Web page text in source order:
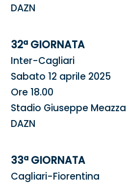
DAZN
32ª GIORNATA
Inter-Cagliari
Sabato 12 aprile 2025
Ore 18.00
Stadio Giuseppe Meazza
DAZN
33ª GIORNATA
Cagliari-Fiorentina